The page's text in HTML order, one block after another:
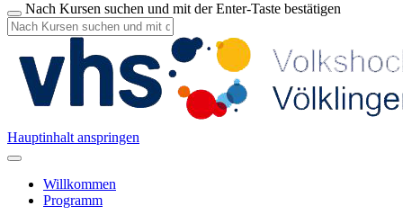
Nach Kursen suchen und mit der Enter-Taste bestätigen
Hauptinhalt anspringen
Willkommen
Programm